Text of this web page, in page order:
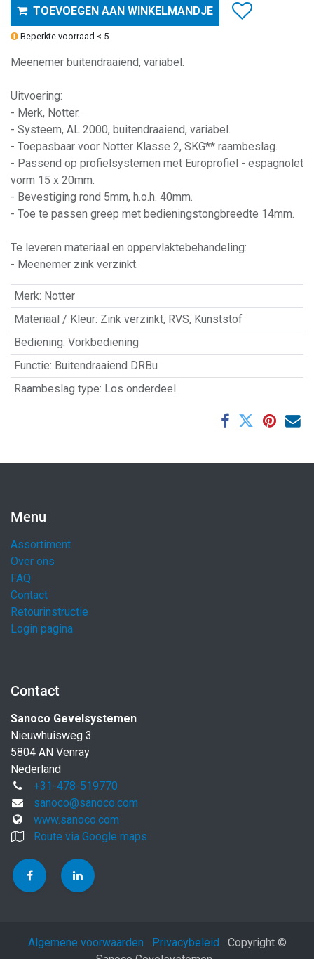
TOEVOEGEN AAN WINKELMANDJE
Beperkte voorraad < 5
Meenemer buitendraaiend, variabel.
Uitvoering:
- Merk, Notter.
- Systeem, AL 2000, buitendraaiend, variabel.
- Toepasbaar voor Notter Klasse 2, SKG** raambeslag.
- Passend op profielsystemen met Europrofiel - espagnolet
vorm 15 x 20mm.
- Bevestiging rond 5mm, h.o.h. 40mm.
- Toe te passen greep met bedieningstongbreedte 14mm.
Te leveren materiaal en oppervlaktebehandeling:
- Meenemer zink verzinkt.
Merk: Notter
Materiaal / Kleur: Zink verzinkt, RVS, Kunststof
Bediening: Vorkbediening
Functie: Buitendraaiend DRBu
Raambeslag type: Los onderdeel
Menu
Assortiment
Over ons
FAQ
Contact
Retourinstructie
Login pagina
Contact
Sanoco Gevelsystemen
Nieuwhuisweg 3
5804 AN Venray
Nederland
+31-478-519770
sanoco@sanoco.com
www.sanoco.com
Route via Google maps
Algemene voorwaarden Privacybeleid
Copyright ©